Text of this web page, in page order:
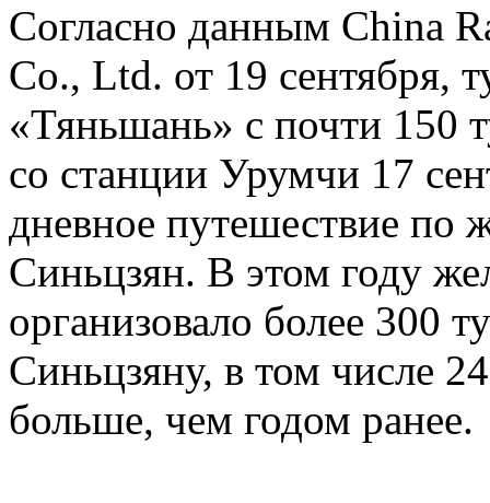
Согласно данным China
Co., Ltd. от 19 сентября,
«Тяньшань» с почти 150
со станции Урумчи 17
дневное путешествие по
Синьцзян. В этом году
организовало более 300
Синьцзяну, в том числе
больше, чем годом ранее.